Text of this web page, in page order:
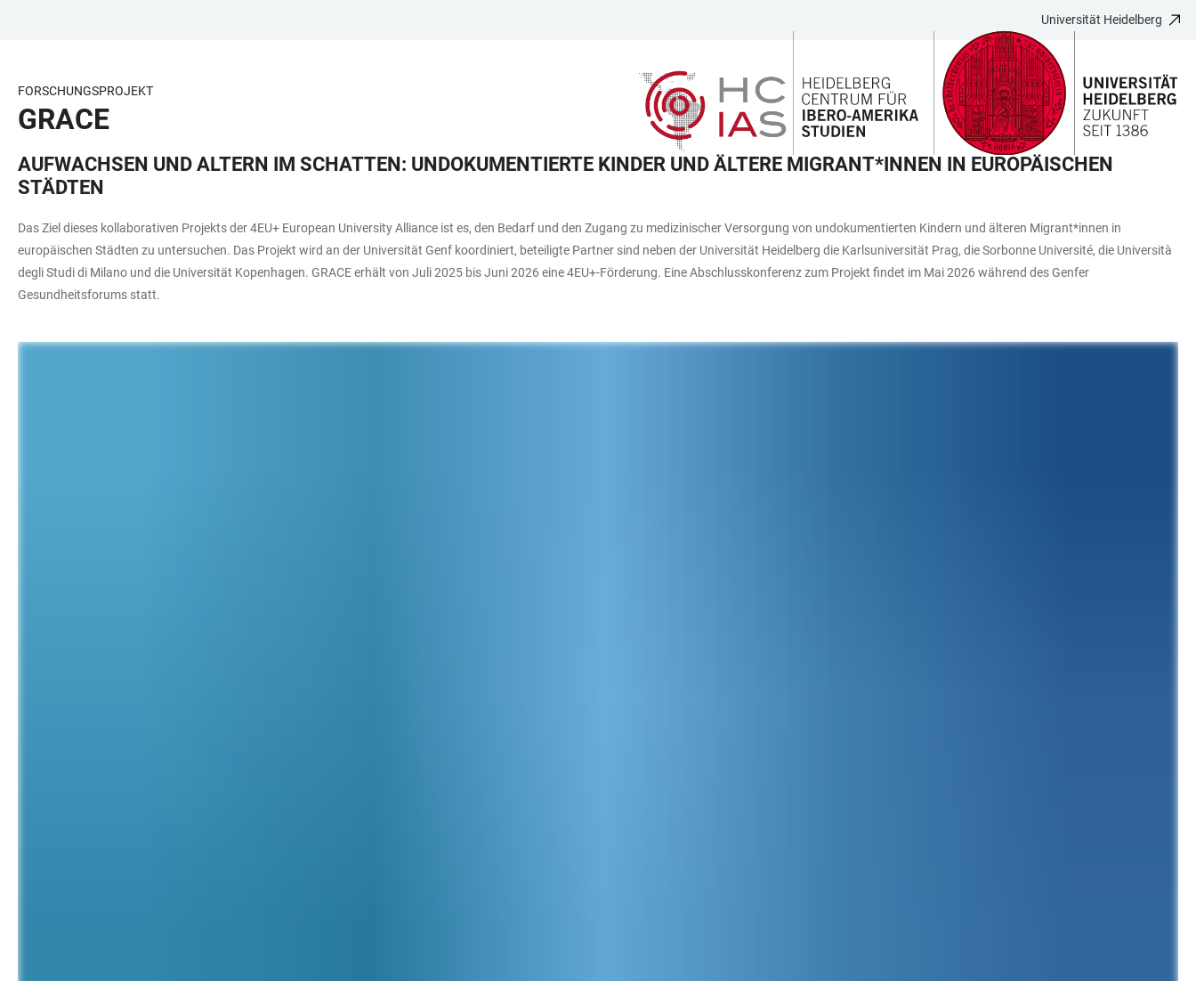
BARRIEREFREIHEIT
Universität Heidelberg
FORSCHUNGSPROJEKT
GRACE
AUFWACHSEN UND ALTERN IM SCHATTEN: UNDOKUMENTIERTE KINDER UND ÄLTERE MIGRANT*INNEN IN EUROPÄISCHEN
STÄDTEN
Das Ziel dieses kollaborativen Projekts der 4EU+ European University Alliance ist es, den Bedarf und den Zugang zu medizinischer Versorgung von undokumentierten Kindern und älteren Migrant*innen in
europäischen Städten zu untersuchen. Das Projekt wird an der Universität Genf koordiniert, beteiligte Partner sind neben der Universität Heidelberg die Karlsuniversität Prag, die Sorbonne Université, die Università
degli Studi di Milano und die Universität Kopenhagen. GRACE erhält von Juli 2025 bis Juni 2026 eine 4EU+-Förderung. Eine Abschlusskonferenz zum Projekt findet im Mai 2026 während des Genfer
Gesundheitsforums statt.